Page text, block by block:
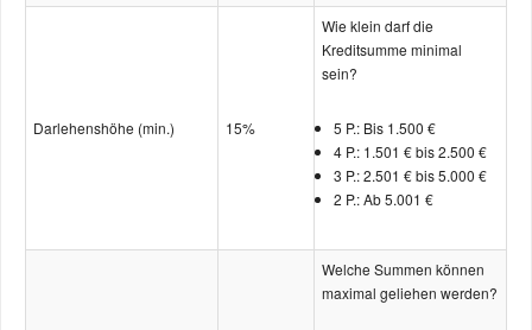
Darlehenshöhe (min.) 15%
Wie klein darf die
Kreditsumme minimal
sein?
5 P.: Bis 1.500 €
4 P.: 1.501 € bis 2.500 €
3 P.: 2.501 € bis 5.000 €
2 P.: Ab 5.001 €
Welche Summen können
maximal geliehen werden?